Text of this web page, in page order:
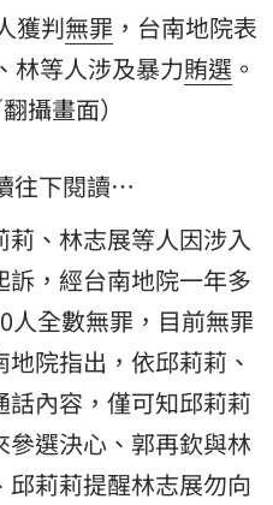
獲判無罪 ，台南地院表
林等人涉及暴力賄選 。
攝畫面）
往下閱讀…
莉、林志展等人因涉入
，經台南地院一年多
人全數無罪，目前無罪
院指出，依邱莉莉、
內容，僅可知邱莉莉
選決心、郭再欽與林
莉莉提醒林志展勿向